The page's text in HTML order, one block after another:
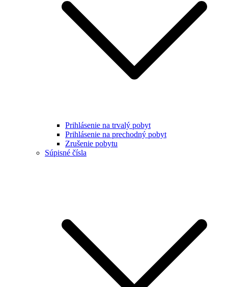
Prihlásenie na trvalý pobyt
Prihlásenie na prechodný pobyt
Zrušenie pobytu
Súpisné čísla